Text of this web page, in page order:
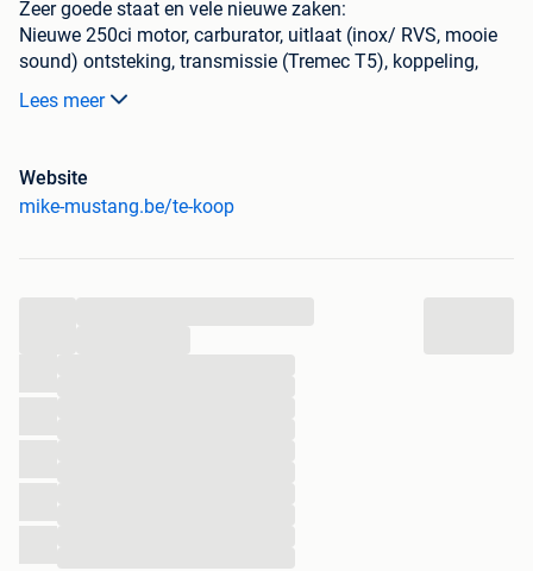
Zeer goede staat en vele nieuwe zaken:
Nieuwe 250ci motor, carburator, uitlaat (inox/ RVS, mooie
sound) ontsteking, transmissie (Tremec T5), koppeling,
Borgeson Power steering, remsysteem...
Onmiddellijk klaar om deze zomer te genieten.
Wordt door ons oldtimer gekeurd
Bekijk ook onze andere oldtimers op onze te koop pagina
Lees meer
Website
mike-mustang.be/te-koop